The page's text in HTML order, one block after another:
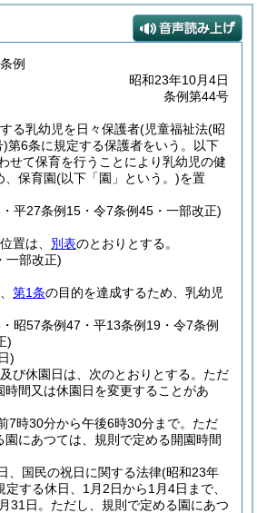
例
昭和23年10月4日
条例第44号
る乳幼児を日々保護者(児童福祉法(昭
)第6条に規定する保護者をいう。以下
せて保育を行うことにより乳幼児の健
、保育園(以下「園」という。)を置
平27条例15・令7条例45・一部改正)
置は、 別表のとおりとする。
一部改正)
第1条の目的を達成するため、乳幼児
昭57条例47・平13条例19・令7条例
)
)
び休園日は、次のとおりとする。 ただ
時間又は休園日を変更することがあ
時30分から午後6時30分まで。 ただ
園にあつては、規則で定める開園時間
国民の祝日に関する法律(昭和23年
定する休日、1月2日から1月4日まで、
31日。 ただし、規則で定める園にあつ